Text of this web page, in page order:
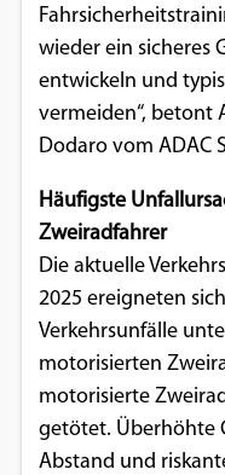
wieder ein sicheres
entwickeln und
vermeiden“, betont
Dodaro vom ADAC
Häufigste
Zweiradfahrer
Die aktuelle
2025 ereigneten
Verkehrsunfälle
motorisierten
motorisierte
getötet. Überhöhte
Abstand und
Zweck:
Dieser
1 Jahr
EXTERNE
Um Inhalte
Social Media
können,
Medien